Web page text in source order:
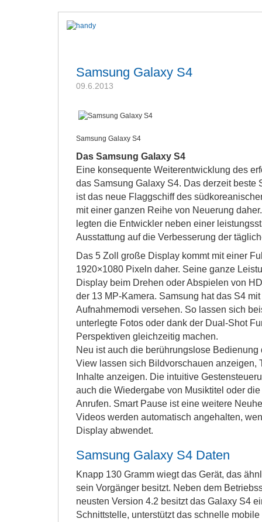
Samsung Galaxy S4
09.6.2013
Samsung Galaxy S4
Das Samsung Galaxy S4
Eine konsequente Weiterentwicklung des
das Samsung Galaxy S4. Das derzeit beste
ist das neue Flaggschiff des
mit einer ganzen Reihe von Neuerung
legten die Entwickler neben einer
Ausstattung auf die Verbesserung der
Das 5 Zoll große Display kommt mit einer
1920×1080 Pixeln daher. Seine ganze
Display beim Drehen oder Abspielen von
der 13 MP-Kamera. Samsung hat das S4
Aufnahmemodi versehen. So lassen sich
unterlegte Fotos oder dank der Dual-Shot
Perspektiven gleichzeitig machen.
Neu ist auch die berührungslose Bedienung
View lassen sich Bildvorschauen anzeigen,
Inhalte anzeigen. Die intuitive
auch die Wiedergabe von Musiktitel oder
Anrufen. Smart Pause ist eine weitere
Videos werden automatisch angehalten,
Display abwendet.
Samsung Galaxy S4 Daten
Knapp 130 Gramm wiegt das Gerät, das
sein Vorgänger besitzt. Neben dem
neusten Version 4.2 besitzt das Galaxy S4
Schnittstelle, unterstützt das schnelle